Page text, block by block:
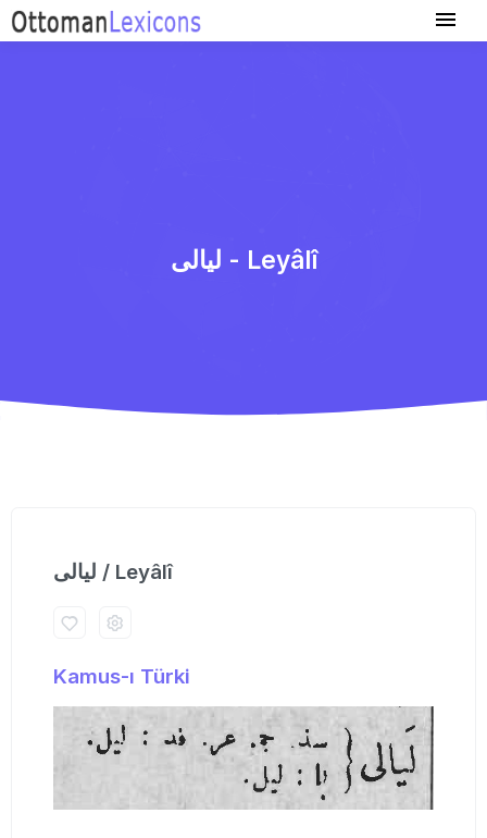
لیالی - Leyâlî
لیالی / Leyâlî
Kamus-ı Türki